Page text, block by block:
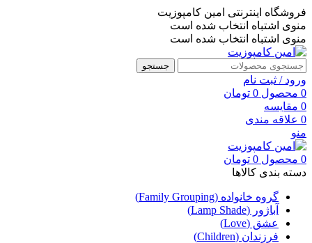
فروشگاه اینترنتی امین کامپوزیت
منوی اشتباه انتخاب شده است
منوی اشتباه انتخاب شده است
جستجو
ورود / ثبت نام
0 محصول 0 تومان
0 مقایسه
0 علاقه مندی
منو
0 محصول 0 تومان
دسته بندی کالاها
گروه خانواده (Family Grouping)
آباژور (Lamp Shade)
عشق (Love)
فرزندان (Children)